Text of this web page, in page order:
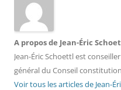
A propos de Jean-Éric
Jean-Éric Schoettl est
général du Conseil
Voir tous les articles de Jean-